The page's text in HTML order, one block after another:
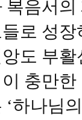
복음서
로 성
도 부
충만
‘하나님